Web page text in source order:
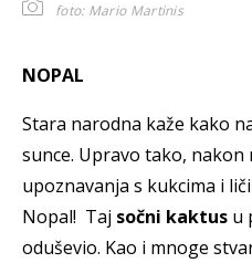
foto: Mario Martinis
NOPAL
Stara narodna kaže kako
sunce. Upravo tako,
upoznavanja s kukcima i
Nopal! Taj sočni kaktus u
oduševio. Kao i mnoge